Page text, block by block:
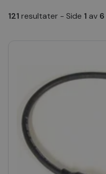
121 resultater - Side 1 av 6